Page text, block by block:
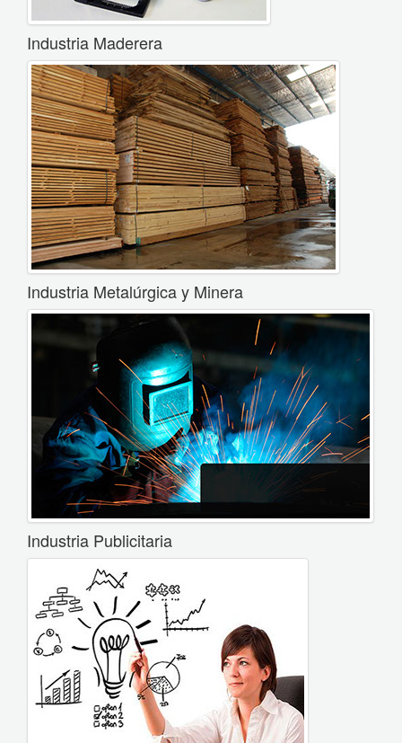
Industria Maderera
Industria Metalúrgica y Minera
Industria Publicitaria